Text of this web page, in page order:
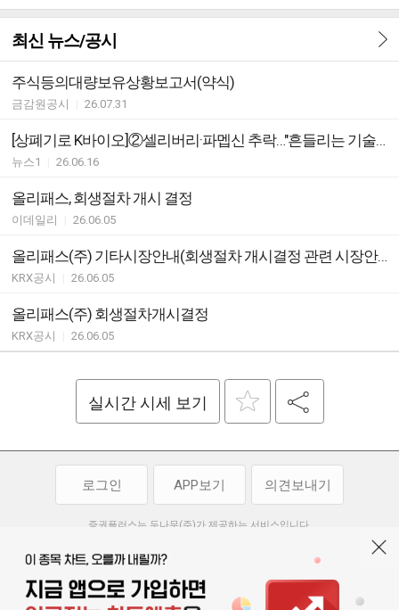
최신 뉴스/공시
주식등의대량보유상황보고서(약식)
금감원공시 26.07.31
[상폐기로 K바이오]②셀리버리·파멥신 추락…"흔들리는 기술특례, 유지 지원 중요"
뉴스1 26.06.16
올리패스, 회생절차 개시 결정
이데일리 26.06.05
올리패스(주) 기타시장안내(회생절차 개시결정 관련 시장안내)
KRX공시 26.06.05
올리패스(주) 회생절차개시결정
KRX공시 26.06.05
실시간 시세 보기
로그인 APP보기 의견보내기
증권플러스는 두나무(주)가 제공하는 서비스입니다.
투자 참고사항이며, 정보 제공 과정에서 오류나 지연이 발생할 수 있습니다.
두나무(주)는 제공된 정보에 의한 투자 결과에 대하여 법적인 책임을
부담하지 않습니다. 본 서비스에서 제공되는 정보의 무단 배포를 금합니다.
이용약관 | 청소년보호정책 개인정보처리방침